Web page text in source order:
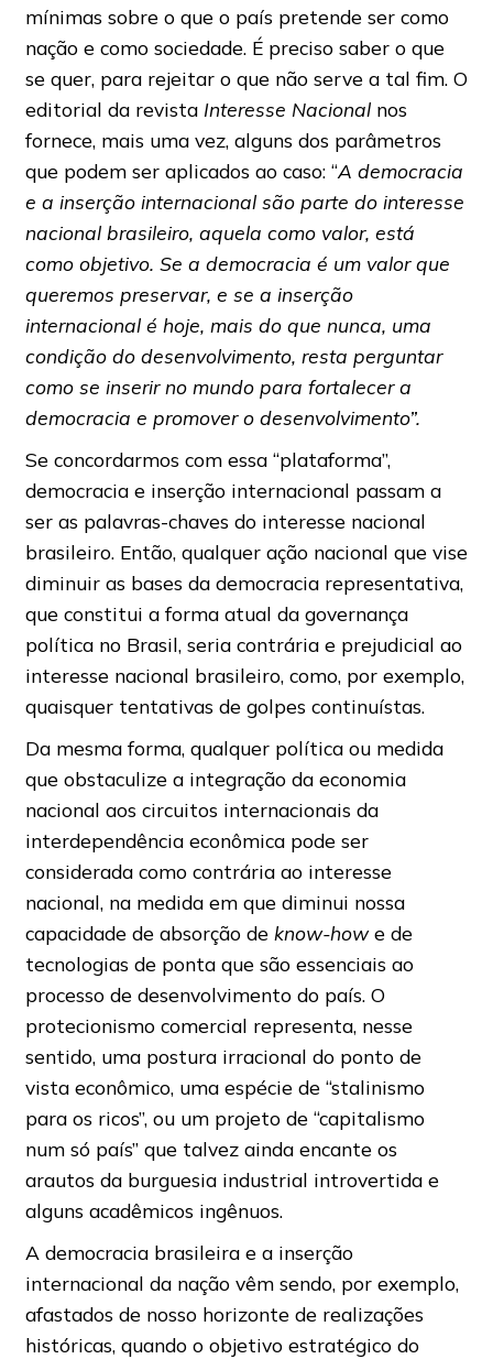
mínimas sobre o que o país pretende ser como
nação e como sociedade. É preciso saber o que
se quer, para rejeitar o que não serve a tal fim. O
editorial da revista Interesse Nacional nos
fornece, mais uma vez, alguns dos parâmetros
que podem ser aplicados ao caso: “A democracia
e a inserção internacional são parte do interesse
nacional brasileiro, aquela como valor, está
como objetivo. Se a democracia é um valor que
queremos preservar, e se a inserção
internacional é hoje, mais do que nunca, uma
condição do desenvolvimento, resta perguntar
como se inserir no mundo para fortalecer a
democracia e promover o desenvolvimento”.
Se concordarmos com essa “plataforma”,
democracia e inserção internacional passam a
ser as palavras-chaves do interesse nacional
brasileiro. Então, qualquer ação nacional que vise
diminuir as bases da democracia representativa,
que constitui a forma atual da governança
política no Brasil, seria contrária e prejudicial ao
interesse nacional brasileiro, como, por exemplo,
quaisquer tentativas de golpes continuístas.
Da mesma forma, qualquer política ou medida
que obstaculize a integração da economia
nacional aos circuitos internacionais da
interdependência econômica pode ser
considerada como contrária ao interesse
nacional, na medida em que diminui nossa
capacidade de absorção de know-howe de
tecnologias de ponta que são essenciais ao
processo de desenvolvimento do país. O
protecionismo comercial representa, nesse
sentido, uma postura irracional do ponto de
vista econômico, uma espécie de “stalinismo
para os ricos”, ou um projeto de “capitalismo
num só país” que talvez ainda encante os
arautos da burguesia industrial introvertida e
alguns acadêmicos ingênuos.
A democracia brasileira e a inserção
internacional da nação vêm sendo, por exemplo,
afastados de nosso horizonte de realizações
históricas, quando o objetivo estratégico do